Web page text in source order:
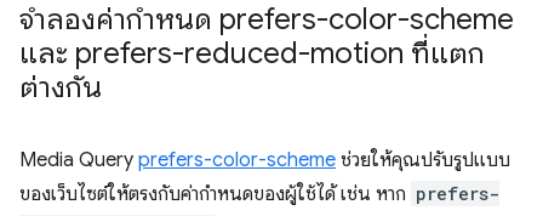
จำลองค่ากำหนด prefers-color-scheme
และ prefers-reduced-motion ที่แตก
ต่างกัน
Media Query prefers-color-scheme ช่วยให้คุณปรับรูปแบบ
ของเว็บไซต์ให้ตรงกับค่ากำหนดของผู้ใช้ได้ เช่น หาก prefers-